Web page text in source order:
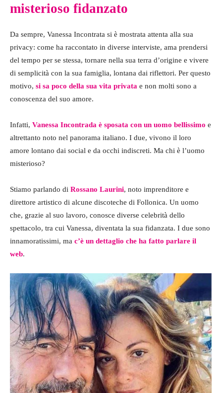
misterioso fidanzato
Da sempre, Vanessa Incontrata si è mostrata attenta alla sua
privacy: come ha raccontato in diverse interviste, ama prendersi
del tempo per se stessa, tornare nella sua terra d’origine e vivere
di semplicità con la sua famiglia, lontana dai riflettori. Per questo
motivo, si sa poco della sua vita privata e non molti sono a
conoscenza del suo amore.
Infatti, Vanessa Incontrada è sposata con un uomo bellissimo e
altrettanto noto nel panorama italiano. I due, vivono il loro
amore lontano dai social e da occhi indiscreti. Ma chi è l’uomo
misterioso?
Stiamo parlando di Rossano Laurini, noto imprenditore e
direttore artistico di alcune discoteche di Follonica. Un uomo
che, grazie al suo lavoro, conosce diverse celebrità dello
spettacolo, tra cui Vanessa, diventata la sua fidanzata. I due sono
innamoratissimi, ma c’è un dettaglio che ha fatto parlare il
web.